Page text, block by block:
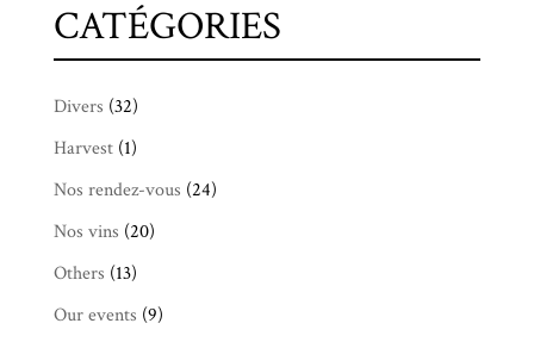
CATÉGORIES
Divers (32)
Harvest(1)
Nos rendez-vous (24)
Nos vins (20)
Others (13)
Our events (9)